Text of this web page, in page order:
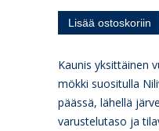
Kaunis yksittäinen
mökki suositulla
päässä, lähellä
varustelutaso ja